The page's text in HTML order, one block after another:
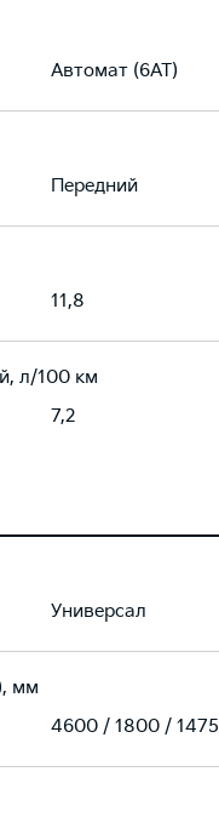
Автомат (6AT)
Передний
11,8
л/100 км
7,2
Универсал
мм
4600 / 1800 / 1475